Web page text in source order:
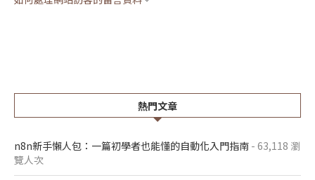
熱門文章
n8n新手懶人包：一篇初學者也能懂的自動化入門指南 - 63,118 瀏
覽人次